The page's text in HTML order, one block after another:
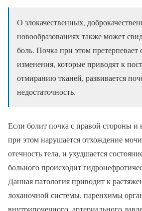
О злокачественных,
новообразованиях также может
боль. Почка при этом
изменения, которые приводят к
отмиранию тканей, развивается
недостаточность.
Если болит почка с правой стороны и
при этом нарушается отхождение
отечность тела, и ухудшается
больного происходит
Данная патология приводит к
лоханочной системы, паренхимы